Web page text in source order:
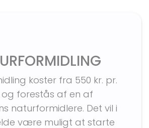
koster fra 550 kr. pr.
og forestås af en af
naturformidlere. Det vil i
være muligt at starte